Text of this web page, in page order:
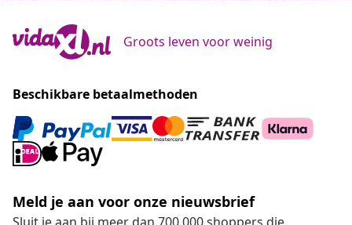
Groots leven voor weinig
Beschikbare betaalmethoden
Meld je aan voor onze nieuwsbrief